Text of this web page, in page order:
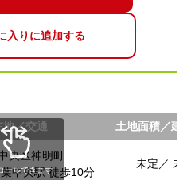
入りに追加する
地／交通 土地面積／建
央区神明町
中央駅 徒歩10分
未定／ 未定
ールできます